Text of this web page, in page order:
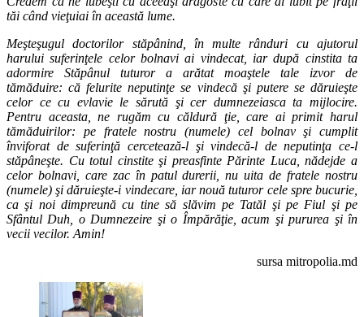
tăi când vieţuiai în această lume.
Meşteşugul doctorilor stăpânind, în multe rânduri cu ajutorul
harului suferinţele celor bolnavi ai vindecat, iar după cinstita ta
adormire Stăpânul tuturor a arătat moaştele tale izvor de
tămăduire: că felurite neputinţe se vindecă şi putere se dăruieşte
celor ce cu evlavie le sărută şi cer dumnezeiasca ta mijlocire.
Pentru aceasta, ne rugăm cu căldură ţie, care ai primit harul
tămăduirilor: pe fratele nostru (numele) cel bolnav şi cumplit
înviforat de suferinţă cercetează-l şi vindecă-l de neputinţa ce-l
stăpâneşte. Cu totul cinstite şi preasfinte Părinte Luca, nădejde a
celor bolnavi, care zac în patul durerii, nu uita de fratele nostru
(numele) şi dăruieşte-i vindecare, iar nouă tuturor cele spre bucurie,
ca şi noi dimpreună cu tine să slăvim pe Tatăl şi pe Fiul şi pe
Sfântul Duh, o Dumnezeire şi o Împărăţie, acum şi pururea şi în
vecii vecilor. Amin!
sursa mitropolia.md